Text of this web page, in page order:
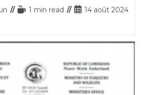
Temps1 min read
Publication
14 août 2024